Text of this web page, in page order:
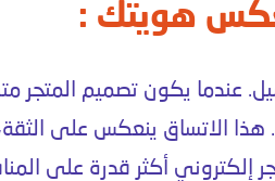
هويتك :
عندما يكون تصميم المتجر
هذا الاتساق ينعكس على
إلكتروني أكثر قدرة على